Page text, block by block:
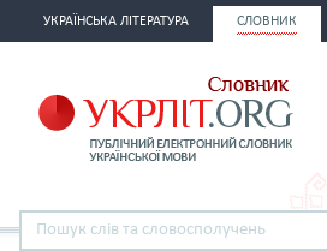
УКРАЇНСЬКА ЛІТЕРАТУРА СЛОВНИК